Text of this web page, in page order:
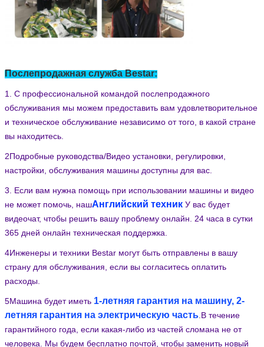
Послепродажная служба Bestar:
1. С профессиональной командой послепродажного
обслуживания мы можем предоставить вам удовлетворительное
и техническое обслуживание независимо от того, в какой стране
вы находитесь.
2Подробные руководства/Видео установки, регулировки,
настройки, обслуживания машины доступны для вас.
3. Если вам нужна помощь при использовании машины и видео
не может помочь, нашАнглийский техник У вас будет
видеочат, чтобы решить вашу проблему онлайн. 24 часа в сутки
365 дней онлайн техническая поддержка.
4Инженеры и техники Bestar могут быть отправлены в вашу
страну для обслуживания, если вы согласитесь оплатить
расходы.
5Машина будет иметь 1-летняя гарантия на машину, 2-
летняя гарантия на электрическую часть В течение
гарантийного года, если какая-либо из частей сломана не от
человека. Мы будем бесплатно почтой, чтобы заменить новый